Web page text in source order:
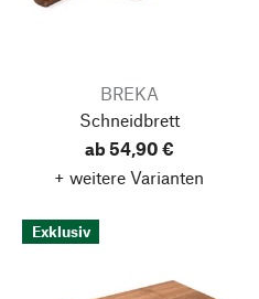
BREKA
Schneidbrett
ab 54,90 €
+ weitere Varianten
Exklusiv